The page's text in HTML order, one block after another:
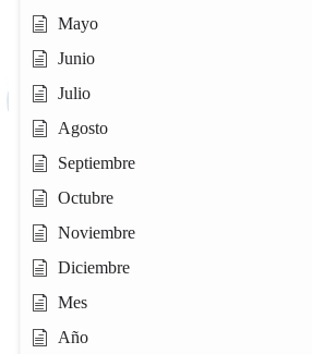
Mayo
Junio
Julio
Agosto
Septiembre
Octubre
Noviembre
Diciembre
Mes
Año